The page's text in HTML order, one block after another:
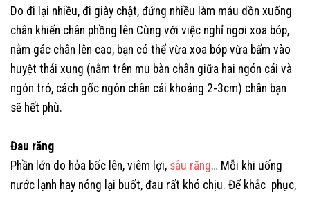
Do đi lại nhiều, đi giày chật, đứng nhiều làm máu dồn xuống
chân khiến chân phồng lên Cùng với việc nghỉ ngơi xoa bóp,
nằm gác chân lên cao, bạn có thể vừa xoa bóp vừa bấm vào
huyệt thái xung (nằm trên mu bàn chân giữa hai ngón cái và
ngón trỏ, cách gốc ngón chân cái khoảng 2-3cm) chân bạn
sẽ hết phù.
Đau răng
Phần lớn do hỏa bốc lên, viêm lợi, sâu răng… Mỗi khi uống
nước lạnh hay nóng lại buốt, đau rất khó chịu. Để khắc phục,